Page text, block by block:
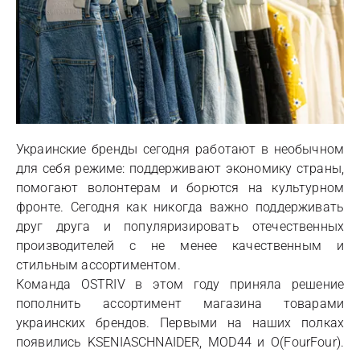
Украинские бренды сегодня работают в необычном
для себя режиме: поддерживают экономику страны,
помогают волонтерам и борются на культурном
фронте. Сегодня как никогда важно поддерживать
друг друга и популяризировать отечественных
производителей с не менее качественным и
стильным ассортиментом.
Команда OSTRIV в этом году приняла решение
пополнить ассортимент магазина товарами
украинских брендов. Первыми на наших полках
появились KSENIASCHNAIDER, MOD44 и O(FourFour).